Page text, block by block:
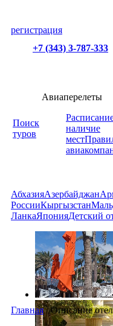
регистрация
+7 (343) 3-787-333
Поиск
туров
Авиаперелеты
наличие
мест
АбхазияАзербайджан
РоссииКыргызстан
ЛанкаЯпонияДетский
Главная /Описание